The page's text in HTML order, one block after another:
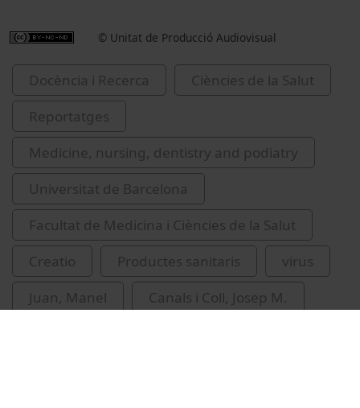
© Unitat de Producció Audiovisual
Docència i Recerca
Ciències de la Salut
Reportatges
Medicine, nursing, dentistry and podiatry
Universitat de Barcelona
Facultat de Medicina i Ciències de la Salut
Creatio
Productes sanitaris
virus
Juan, Manel
Canals i Coll, Josep M.